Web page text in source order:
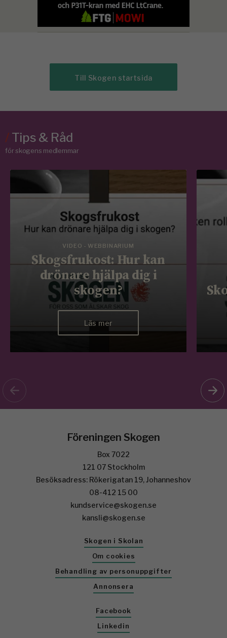
Till Skogen startsida
/Tips & Råd
för skogens medlemmar
VIDEO - WEBBINARIUM
Skogsfrukost: Hur kan
drönare hjälpa dig i
skogen?
Läs mer
Föreningen Skogen
Box 7022
121 07 Stockholm
Besöksadress: Rökerigatan 19, Johanneshov
08-412 15 00
kundservice@skogen.se
kansli@skogen.se
Skogen i Skolan
Om cookies
Behandling av personuppgifter
Annonsera
Facebook
Linkedin